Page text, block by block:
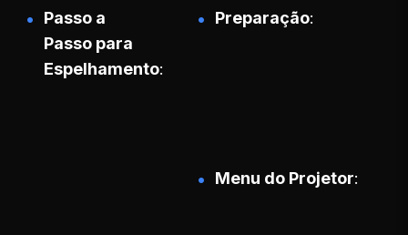
Passo a
Passo para
Espelhamento
Preparação
Menu do Projetor